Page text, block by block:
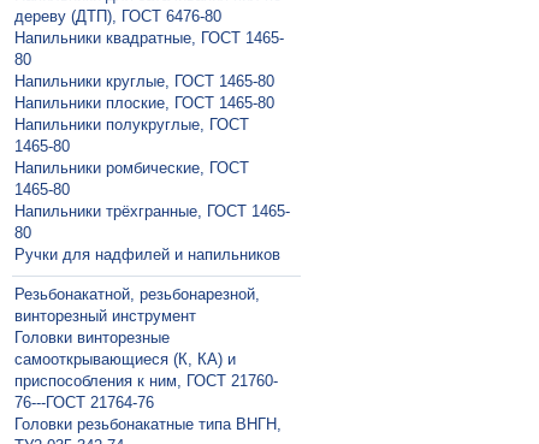
дереву (ДТП), ГОСТ 6476-80
Напильники квадратные, ГОСТ 1465-
80
Напильники круглые, ГОСТ 1465-80
Напильники плоские, ГОСТ 1465-80
Напильники полукруглые, ГОСТ
1465-80
Напильники ромбические, ГОСТ
1465-80
Напильники трёхгранные, ГОСТ 1465-
80
Ручки для надфилей и напильников
Резьбонакатной, резьбонарезной,
винторезный инструмент
Головки винторезные
самооткрывающиеся (К, КА) и
приспособления к ним, ГОСТ 21760-
76---ГОСТ 21764-76
Головки резьбонакатные типа ВНГН,